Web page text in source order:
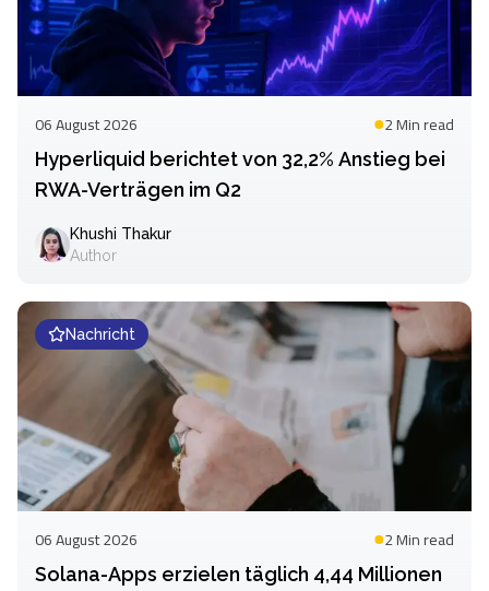
06 August 2026 2 Minread
Hyperliquid berichtet von 32,2% Anstieg bei
RWA-Verträgen im Q2
Khushi Thakur
Author
Nachricht
06 August 2026 2 Minread
Solana-Apps erzielen täglich 4,44 Millionen